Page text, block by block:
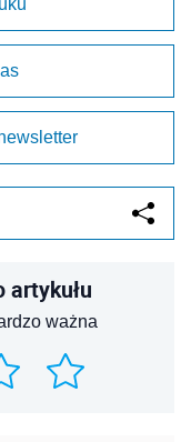
artykułu
ważna